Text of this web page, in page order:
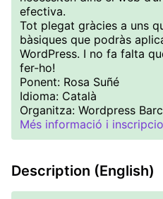
efectiva.
Tot plegat gràcies a uns
bàsiques que podràs
WordPress. I no fa falta
fer-ho!
Ponent: Rosa Suñé
Idioma: Català
Organitza: Wordpress
Més informació i
Description (English)